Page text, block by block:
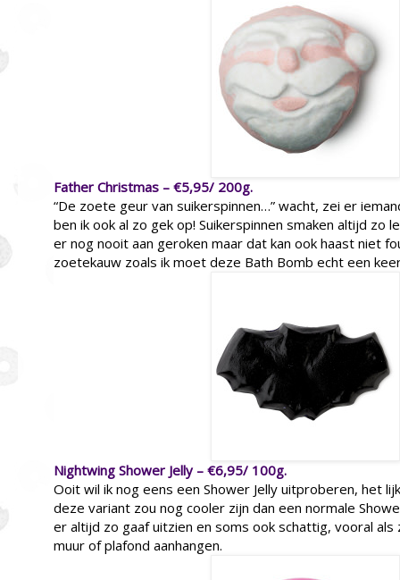
Father Christmas – €5,95/ 200g.
“De zoete geur van suikerspinnen…” wacht, zei er
ben ik ook al zo gek op! Suikerspinnen smaken altijd zo
er nog nooit aan geroken maar dat kan ook haast niet
zoetekauw zoals ik moet deze Bath Bomb echt een
Nightwing Shower Jelly – €6,95/ 100g.
Ooit wil ik nog eens een Shower Jelly uitproberen, het
deze variant zou nog cooler zijn dan een normale
er altijd zo gaaf uitzien en soms ook schattig, vooral
muur of plafond aanhangen.